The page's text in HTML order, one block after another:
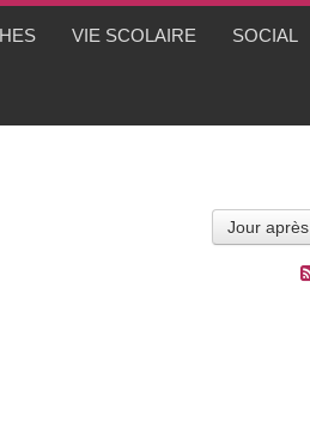
VIE SCOLAIRE SOCIAL
Jour après